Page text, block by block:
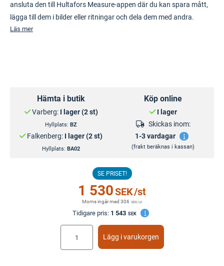
ansluta den till Hultafors Measure-appen där du kan spara mått,
lägga till dem i bilder eller ritningar och dela dem med andra.
Läs mer
Hämta i butik
Varberg: I lager (2 st)
Hyllplats: BZ
Falkenberg: I lager (2 st)
Hyllplats: BA02
Köp online
I lager
Skickas inom:
1-3 vardagar
(frakt beräknas i kassan)
SE PRISET!
1 530SEK/st
Moms ingår med 306 SEK/st
Tidigare pris: 1 543 SEK
Lägg i varukorgen